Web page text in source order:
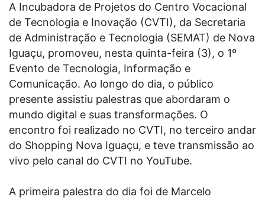
A Incubadora de Projetos do Centro Vocacional
de Tecnologia e Inovação (CVTI), da Secretaria
de Administração e Tecnologia (SEMAT) de Nova
Iguaçu, promoveu, nesta quinta-feira (3), o 1º
Evento de Tecnologia, Informação e
Comunicação. Ao longo do dia, o público
presente assistiu palestras que abordaram o
mundo digital e suas transformações. O
encontro foi realizado no CVTI, no terceiro andar
do Shopping Nova Iguaçu, e teve transmissão ao
vivo pelo canal do CVTI no YouTube.
A primeira palestra do dia foi de Marcelo